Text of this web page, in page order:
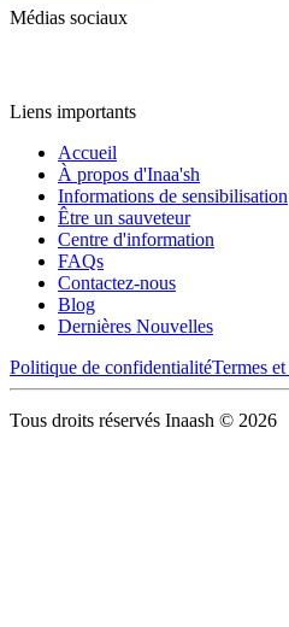
Médias sociaux
Liens importants
Accueil
À propos d'Inaa'sh
Informations de sensibilisation
Être un sauveteur
Centre d'information
FAQs
Contactez-nous
Blog
Dernières Nouvelles
Politique de confidentialitéTermes
Tous droits réservés Inaash © 2026